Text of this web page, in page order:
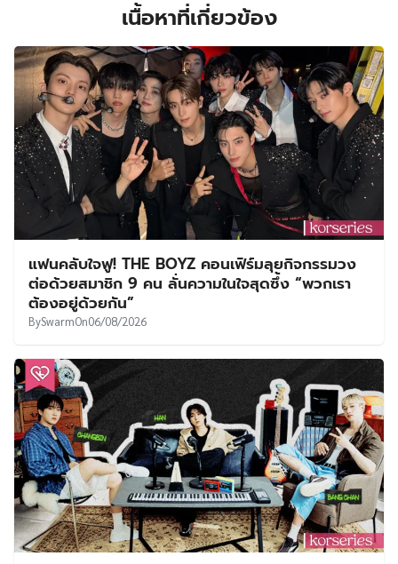
เนื้อหาที่เกี่ยวข้อง
แฟนคลับใจฟู! THE BOYZ คอนเฟิร์มลุยกิจกรรมวง
ต่อด้วยสมาชิก 9 คน ลั่นความในใจสุดซึ้ง “พวกเรา
ต้องอยู่ด้วยกัน”
BySwarmOn06/08/2026